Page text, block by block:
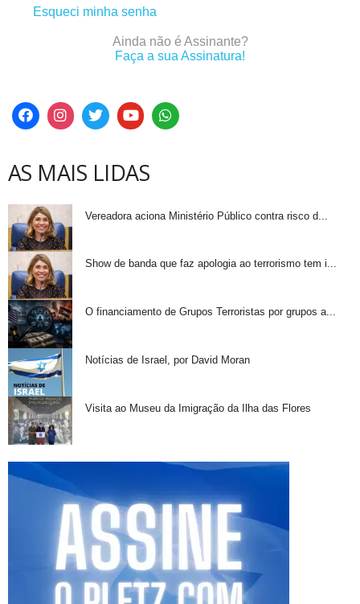
Esqueci minha senha
Ainda não é Assinante?
Faça a sua Assinatura!
AS MAIS LIDAS
Vereadora aciona Ministério Público contra risco d...
Show de banda que faz apologia ao terrorismo tem i...
O financiamento de Grupos Terroristas por grupos a...
Notícias de Israel, por David Moran
Visita ao Museu da Imigração da Ilha das Flores